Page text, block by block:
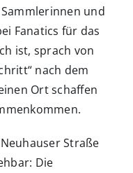
und
Fanatics für das
ist, sprach von
nach dem
Ort schaffen
Straße
Die